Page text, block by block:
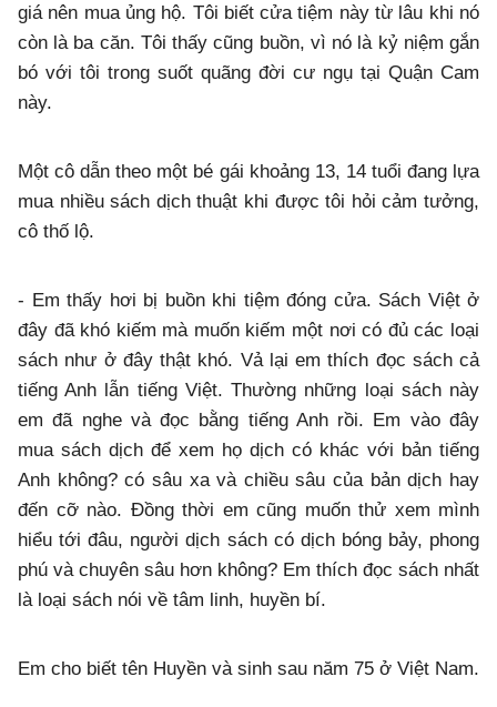
giá nên mua ủng hộ. Tôi biết cửa tiệm này từ lâu khi nó
còn là ba căn. Tôi thấy cũng buồn, vì nó là kỷ niệm gắn
bó với tôi trong suốt quãng đời cư ngụ tại Quận Cam
này.
Một cô dẫn theo một bé gái khoảng 13, 14 tuổi đang lựa
mua nhiều sách dịch thuật khi được tôi hỏi cảm tưởng,
cô thố lộ.
- Em thấy hơi bị buồn khi tiệm đóng cửa. Sách Việt ở
đây đã khó kiếm mà muốn kiếm một nơi có đủ các loại
sách như ở đây thật khó. Vả lại em thích đọc sách cả
tiếng Anh lẫn tiếng Việt. Thường những loại sách này
em đã nghe và đọc bằng tiếng Anh rồi. Em vào đây
mua sách dịch để xem họ dịch có khác với bản tiếng
Anh không? có sâu xa và chiều sâu của bản dịch hay
đến cỡ nào. Đồng thời em cũng muốn thử xem mình
hiểu tới đâu, người dịch sách có dịch bóng bảy, phong
phú và chuyên sâu hơn không? Em thích đọc sách nhất
là loại sách nói về tâm linh, huyền bí.
Em cho biết tên Huyền và sinh sau năm 75 ở Việt Nam.